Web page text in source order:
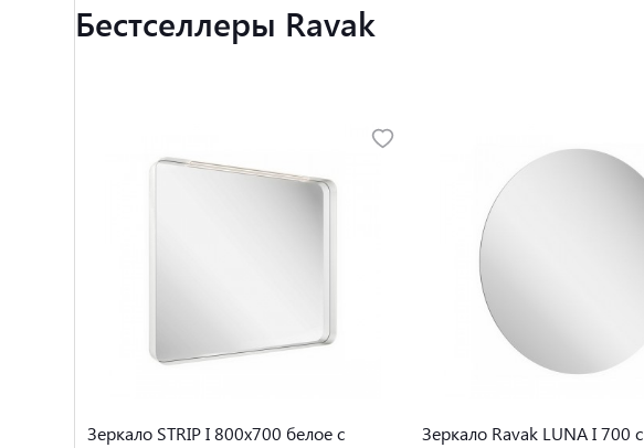
Бестселлеры Ravak
Зеркало STRIP I 800x700 белое с
Зеркало Ravak LUNA I 700 с